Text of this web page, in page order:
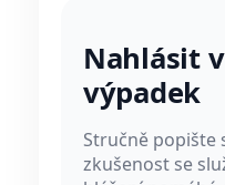
Nahlásit
výpadek
Stručně popište
zkušenost se